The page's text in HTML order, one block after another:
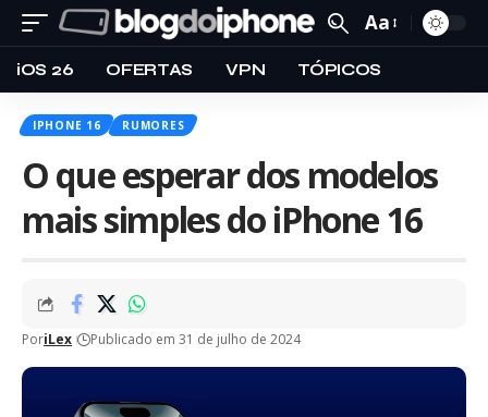
Aa
iOS 26 OFERTAS VPN TÓPICOS
IPHONE 16 RUMORES
O que esperar dos modelos
mais simples do iPhone 16
PoriLex Publicado em 31 de julho de 2024